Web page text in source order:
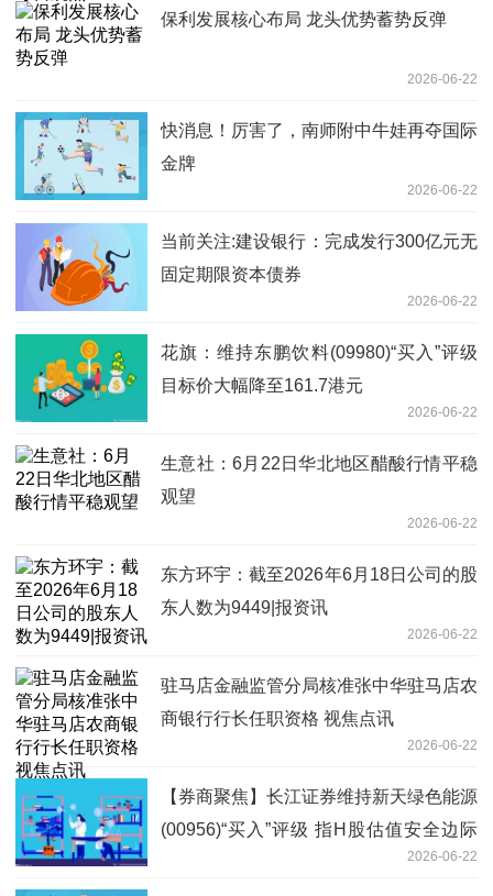
保利发展核心布局 龙头优势蓄势反弹
2026-06-22
快消息！厉害了，南师附中牛娃再夺国际
金牌
2026-06-22
当前关注:建设银行：完成发行300亿元无
固定期限资本债券
2026-06-22
花旗：维持东鹏饮料(09980)“买入”评级
目标价大幅降至161.7港元
2026-06-22
生意社：6月22日华北地区醋酸行情平稳
观望
2026-06-22
东方环宇：截至2026年6月18日公司的股
东人数为9449|报资讯
2026-06-22
驻马店金融监管分局核准张中华驻马店农
商银行行长任职资格 视焦点讯
2026-06-22
【券商聚焦】长江证券维持新天绿色能源
(00956)“买入”评级 指H股估值安全边际
2026-06-22